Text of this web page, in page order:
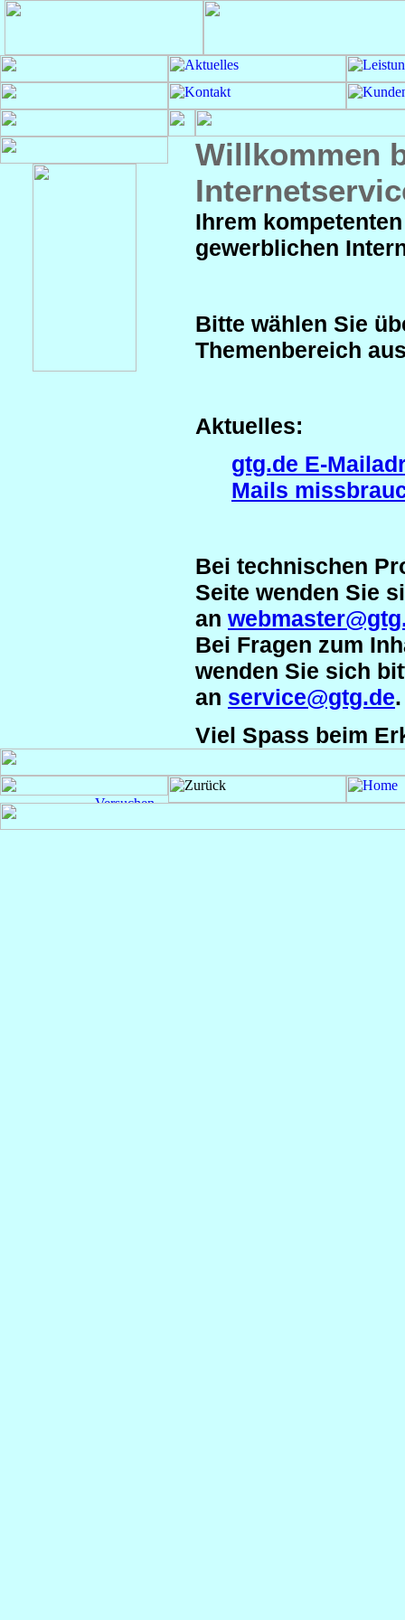
Willkommen
Ihrem
gewerblichen
Bitte wählen Sie
Themenbereich
Aktuelles:
gtg.de E-
Mails
Bei technischen
Seite wenden Sie
an
Bei Fragen zum
wenden Sie sich
an service@gtg.de.
Viel Spass beim